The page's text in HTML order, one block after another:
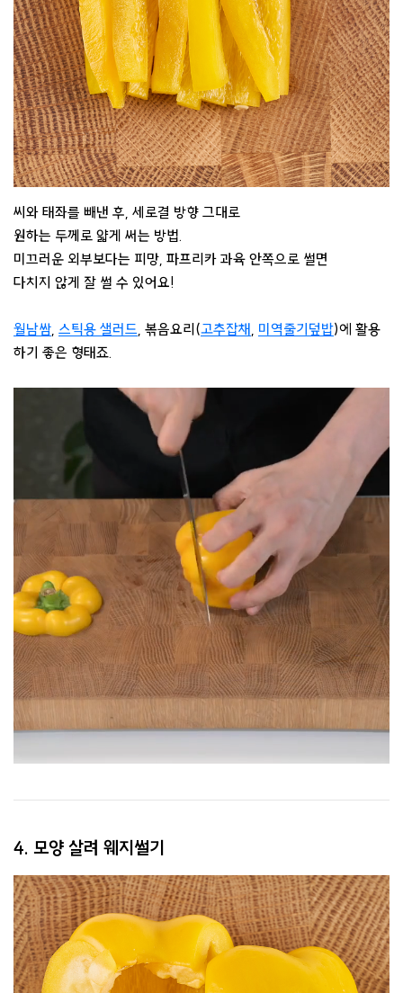
씨와 태좌를 빼낸 후, 세로결 방향 그대로
원하는 두께로 얇게 써는 방법.
미끄러운 외부보다는 피망, 파프리카 과육 안쪽으로 썰면
다치지 않게 잘 썰 수 있어요!
월남쌈, 스틱용 샐러드, 볶음요리(고추잡채, 미역줄기덮밥)에 활용
하기 좋은 형태죠.
4. 모양 살려 웨지썰기